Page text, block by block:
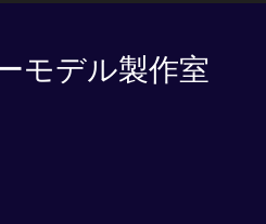
モデル製作室